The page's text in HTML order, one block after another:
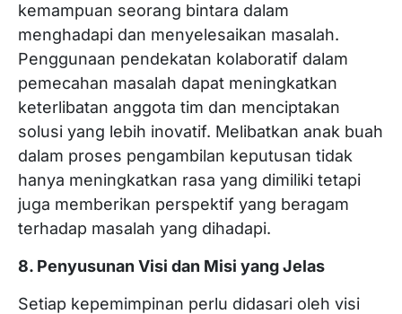
kemampuan seorang bintara dalam
menghadapi dan menyelesaikan masalah.
Penggunaan pendekatan kolaboratif dalam
pemecahan masalah dapat meningkatkan
keterlibatan anggota tim dan menciptakan
solusi yang lebih inovatif. Melibatkan anak buah
dalam proses pengambilan keputusan tidak
hanya meningkatkan rasa yang dimiliki tetapi
juga memberikan perspektif yang beragam
terhadap masalah yang dihadapi.
8. Penyusunan Visi dan Misi yang Jelas
Setiap kepemimpinan perlu didasari oleh visi